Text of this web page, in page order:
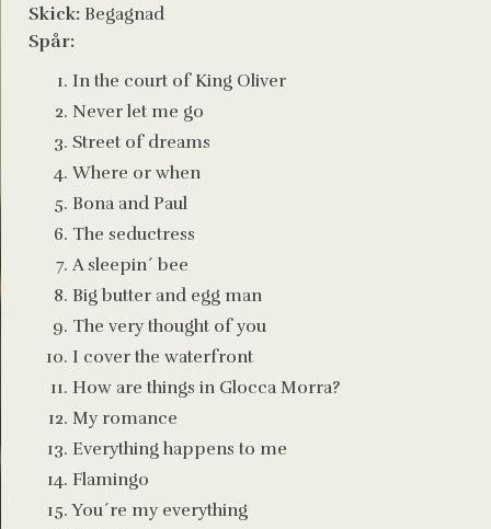
Skick: Begagnad
Spår:
In the court of King Oliver
Never let me go
Street of dreams
Where or when
Bona and Paul
The seductress
A sleepin´ bee
Big butter and egg man
The very thought of you
I cover the waterfront
How are things in Glocca Morra?
My romance
Everything happens to me
Flamingo
You´re my everything